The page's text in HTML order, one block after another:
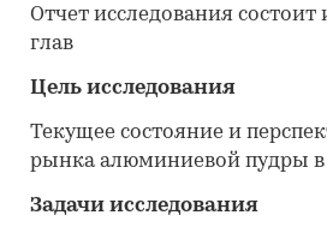
Отчет исследования состоит
глав
Цель исследования
Текущее состояние и
рынка алюминиевой пудры в
Задачи исследования